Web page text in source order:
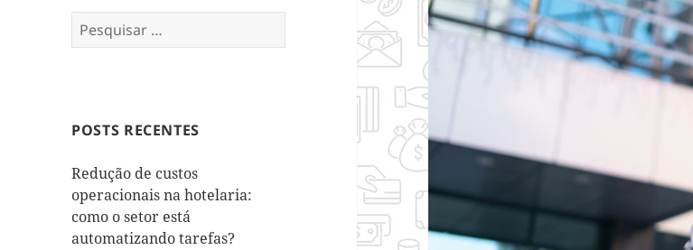
Pesquisar
por:
POSTS RECENTES
Redução de custos
operacionais na hotelaria:
como o setor está
automatizando tarefas?